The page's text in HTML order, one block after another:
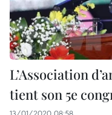
L’Association
tient son 5e